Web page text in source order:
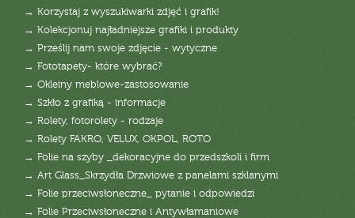
→ Korzystaj z wyszukiwarki zdjęć i grafik!
→ Kolekcjonuj najładniejsze grafiki i produkty
→ Prześlij nam swoje zdjęcie - wytyczne
→ Fototapety- które wybrać?
→ Okleiny meblowe-zastosowanie
→ Szkło z grafiką - informacje
→ Rolety, fotorolety - rodzaje
→ Rolety FAKRO, VELUX, OKPOL, ROTO
→ Folie na szyby _dekoracyjne do przedszkoli i firm
→ Art Glass_Skrzydła Drzwiowe z panelami szklanymi
→ Folie przeciwsłoneczne_ pytanie i odpowiedzi
→ Folie Przeciwsłoneczne i Antywłamaniowe